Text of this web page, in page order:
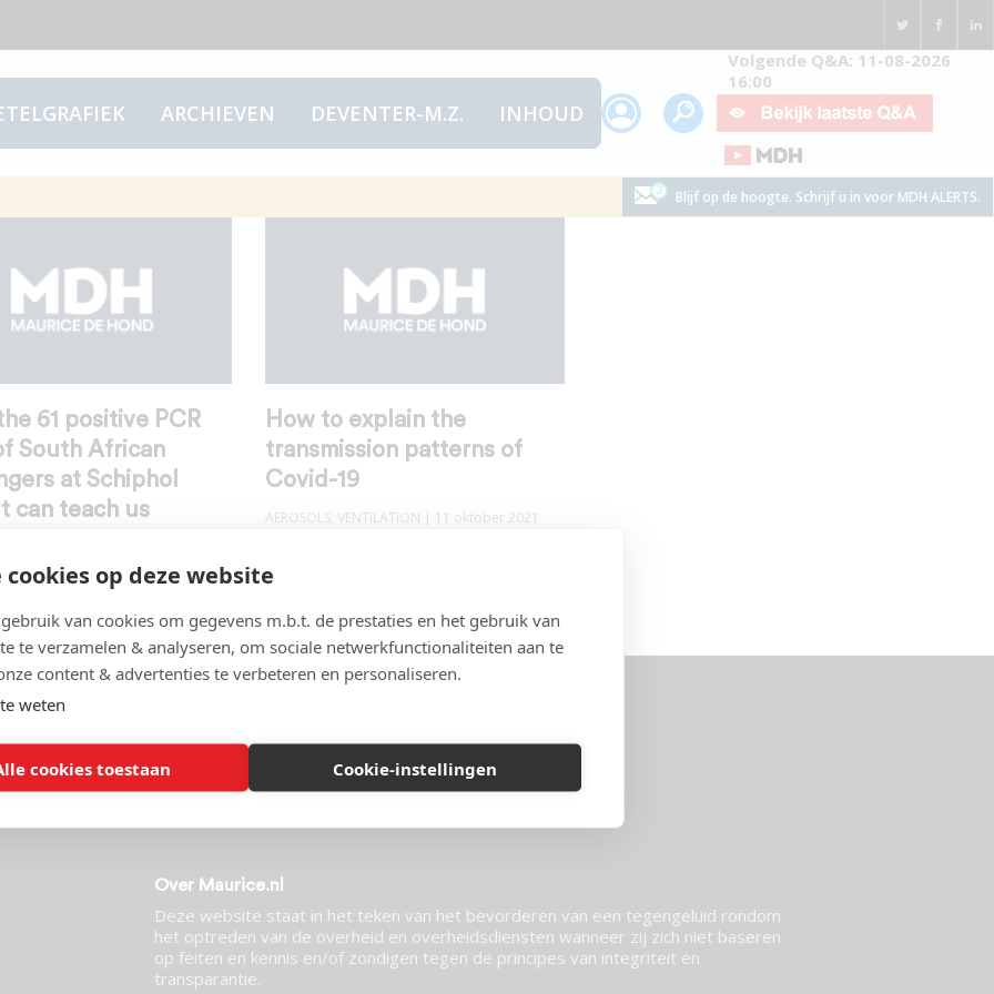
cookies op deze website
van cookies om gegevens m.b.t. de prestaties en het gebruik van
te verzamelen & analyseren, om sociale netwerkfunctionaliteiten aan te
content & advertenties te verbeteren en personaliseren.
weten
cookies toestaan Cookie-instellingen
ARCHIEVEN DEVENTER-M.Z. INHOUD
Volgende Q&A: 11-08-2026
16:00
Blijf op de hoogte. Schrijf u in voor MDH ALERTS.
61 positive PCR
South African
at Schiphol
can teach us
How to explain the
transmission patterns of
Covid-19
AEROSOLS, VENTILATION | 11 oktober 2021
Over Maurice.nl
Deze website staat in het teken van het bevorderen van een tegengeluid rondom
het optreden van de overheid en overheidsdiensten wanneer zij zich niet baseren
op feiten en kennis en/of zondigen tegen de principes van integriteit en
transparantie.